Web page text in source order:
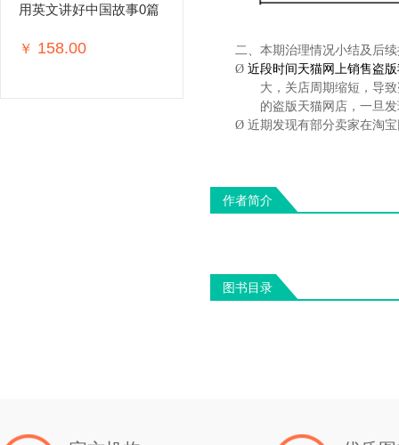
用英文讲好中国故事0篇
￥ 158.00 二、本期治理情况小结及后
Ø 近段时间天猫网上销售盗
大，关店周期缩短，导
的盗版天猫网店，一旦
Ø 近期发现有部分卖家在淘
作者简介
图书目录